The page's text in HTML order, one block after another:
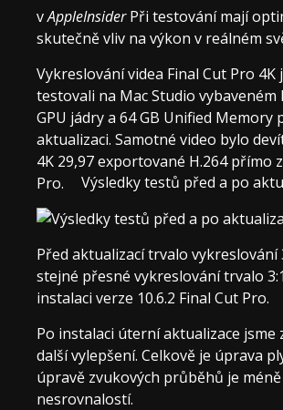
vAppleInsiderPři testování mají
skutečně vliv na výkon v reálném
Vykreslování videa Final Cut Pro 4K
testovali na Mac Studio vybaveném
GPU jádry a 64 GB Unified Memory
aktualizaci. Samotné video bylo
4K 29,97 exportované H.264 přímo
Pro.
Výsledky testů před a po
Před aktualizací trvalo vykreslování
stejné přesné vykreslování trvalo
instalaci verze 10.6.2 Final Cut Pro.
Po instalaci úterní aktualizace jsme
další vylepšení. Celkově je úprava
úpravě zvukových průběhů je
nesrovnalostí.